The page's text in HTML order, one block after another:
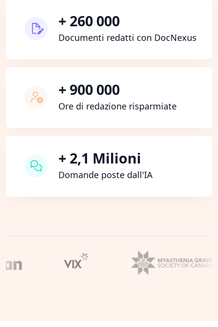
+ 260 000
Documenti redatti con DocNexus
+ 900 000
Ore di redazione risparmiate
+ 2,1 Milioni
Domande poste dall'IA